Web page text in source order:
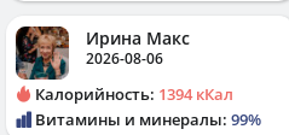
Ирина Макс
2026-08-06
Калорийность: 1394 кКал
Витамины и минералы: 99%